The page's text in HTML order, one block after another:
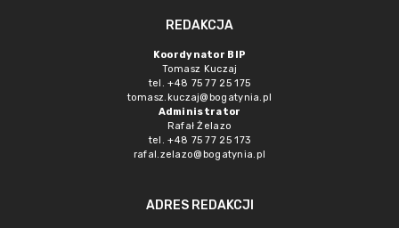
REDAKCJA
Koordynator BIP
Tomasz Kuczaj
tel. +48 75 77 25 175
tomasz.kuczaj@bogatynia.pl
Administrator
Rafał Żelazo
tel. +48 75 77 25 173
rafal.zelazo@bogatynia.pl
ADRES REDAKCJI